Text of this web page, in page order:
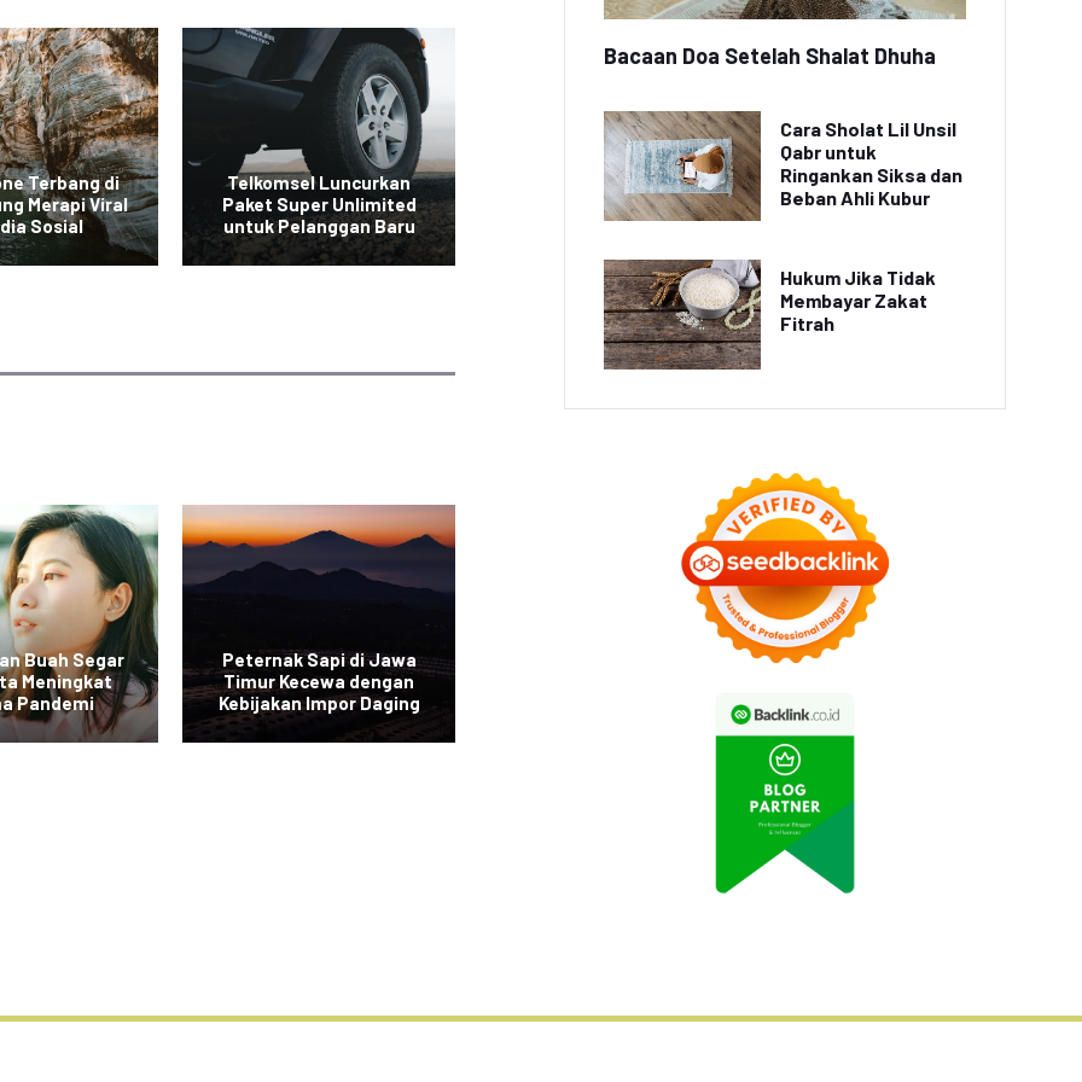
Terbang di
Merapi Viral
Sosial
Telkomsel Luncurkan
Paket Super Unlimited
untuk Pelanggan Baru
Penemuan Terbaru:
Baterai Isi Ulang dalam
Beberapa Detik
Video Drone Terbang di
Atas Gunung Merapi Viral
Buah Segar
Meningkat
Pandemi
Peternak Sapi di Jawa
Timur Kecewa dengan
Kebijakan Impor Daging
Permintaan Buah Segar
Bacaan Doa Setelah Shalat Dhuha
Cara Sholat Lil Unsil
Qabr untuk
Ringankan Siksa dan
Beban Ahli Kubur
Hukum Jika Tidak
Membayar Zakat
Fitrah